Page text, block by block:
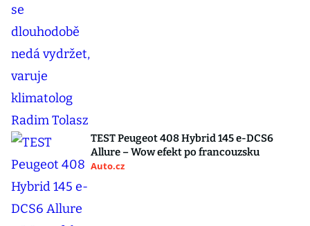
TEST Peugeot 408 Hybrid 145 e-DCS6
Allure – Wow efekt po francouzsku
Auto.cz